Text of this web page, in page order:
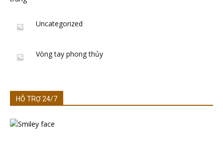
Uncategorized
Vòng tay phong thủy
HỖ TRỢ 24/7